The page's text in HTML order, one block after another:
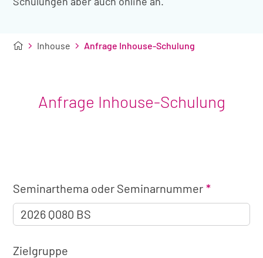
Inhouse Anfrage Inhouse-Schulung
Anfrage Inhouse-Schulung
Angaben
zum
Seminar
Seminarthema oder Seminarnummer
Zielgruppe